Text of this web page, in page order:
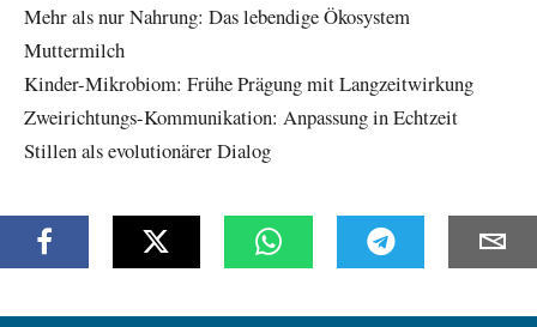
Mehr als nur Nahrung: Das lebendige Ökosystem
Muttermilch
Kinder-Mikrobiom: Frühe Prägung mit Langzeitwirkung
Zweirichtungs-Kommunikation: Anpassung in Echtzeit
Stillen als evolutionärer Dialog